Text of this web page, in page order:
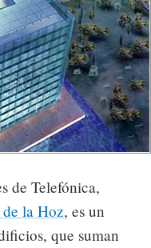
de Telefónica,
la Hoz, es un
que suman